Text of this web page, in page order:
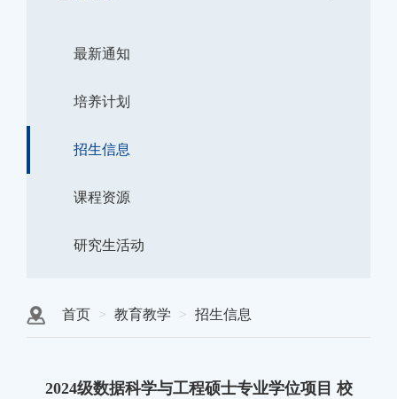
最新通知
培养计划
招生信息
课程资源
研究生活动
首页 教育教学 招生信息
2024级数据科学与工程硕士专业学位项目 校